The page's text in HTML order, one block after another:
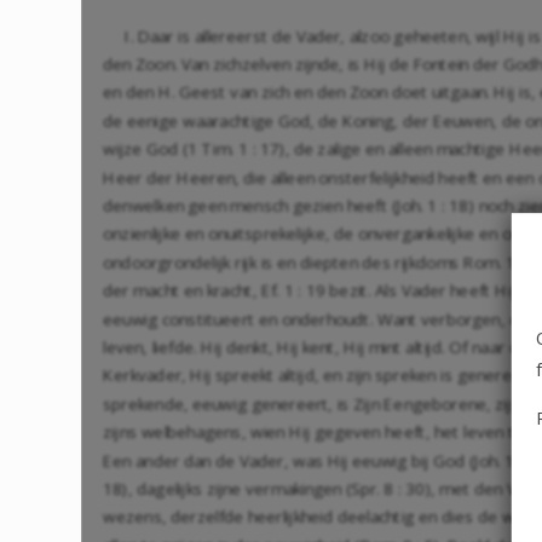
I. Daar is allereerst de Vader, alzoo geheeten, wijl Hij
den Zoon. Van zichzelven zijnde, is Hij de Fontein der
en den H. Geest van zich en den Zoon doet uitgaan. Hij is,
de eenige waarachtige God, de Koning, der Eeuwen, de
wijze God (1 Tim. 1 : 17), de zalige en alleen machtige
Heer der Heeren, die alleen onsterfelijkheid heeft en een
denwelken geen mensch gezien heeft (Joh. 1 : 18) noch
onzienlijke en onuitsprekelijke, de onvergankelijke en
ondoorgrondelijk rijk is en diepten des rijkdoms Rom. 11 :
der macht en kracht, Ef. 1 : 19 bezit. Als Vader heeft Hij
eeuwig constitueert en onderhoudt. Want verborgen,
leven, liefde. Hij denkt, Hij kent, Hij mint altijd. Of naar de
Kerkvader, Hij spreekt altijd, en zijn spreken is
sprekende, eeuwig genereert, is Zijn Eengeborene, zijn
zijns welbehagens, wien Hij gegeven heeft, het leven te
Een ander dan de Vader, was Hij eeuwig bij God (Joh. 1 :
18), dagelijks zijne vermakingen (Spr. 8 : 30), met den
wezens, derzelfde heerlijkheid deelachtig en dies de